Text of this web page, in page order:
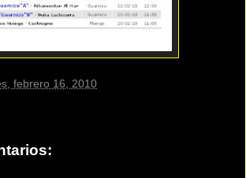
febrero 16, 2010